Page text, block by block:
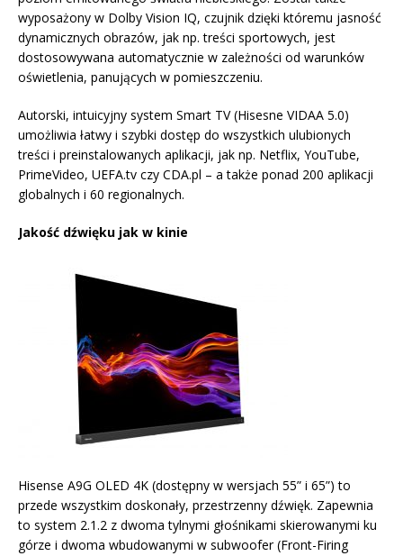
wyposażony w Dolby Vision IQ, czujnik dzięki któremu jasność
dynamicznych obrazów, jak np. treści sportowych, jest
dostosowywana automatycznie w zależności od warunków
oświetlenia, panujących w pomieszczeniu.
Autorski, intuicyjny system Smart TV (Hisesne VIDAA 5.0)
umożliwia łatwy i szybki dostęp do wszystkich ulubionych
treści i preinstalowanych aplikacji, jak np. Netflix, YouTube,
PrimeVideo, UEFA.tv czy CDA.pl – a także ponad 200 aplikacji
globalnych i 60 regionalnych.
Jakość dźwięku jak w kinie
Hisense A9G OLED 4K (dostępny w wersjach 55” i 65”) to
przede wszystkim doskonały, przestrzenny dźwięk. Zapewnia
to system 2.1.2 z dwoma tylnymi głośnikami skierowanymi ku
górze i dwoma wbudowanymi w subwoofer (Front-Firing